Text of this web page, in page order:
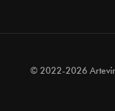
© 2022-2026